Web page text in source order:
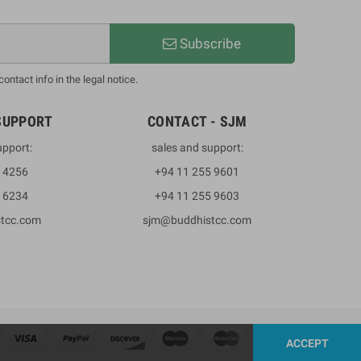
Subscribe
info in the legal notice.
4256
6234
CONTACT - SJM
sales and support:
+94 11 255 9601
+94 11 255 9603
sjm@buddhistcc.com
ACCEPT